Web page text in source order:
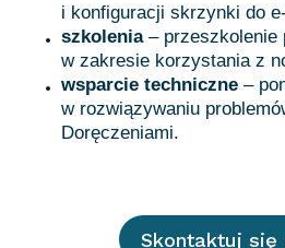
i konfiguracji skrzynki do
szkolenia – przeszkolenie
w zakresie korzystania z
wsparcie techniczne –
w rozwiązywaniu
Doręczeniami.
Skontaktuj się